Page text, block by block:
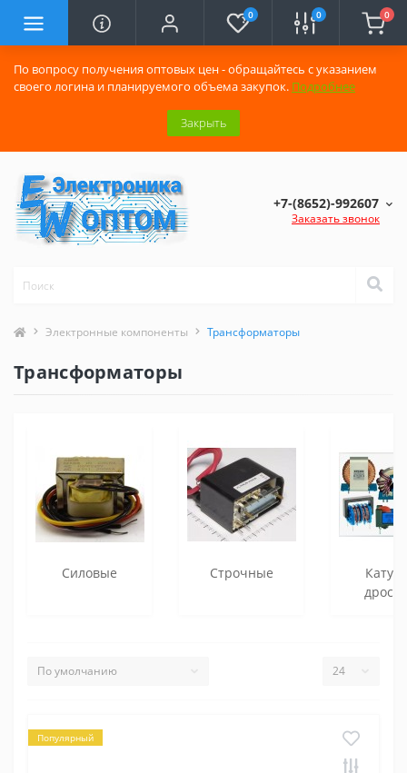
По вопросу получения оптовых цен - обращайтесь с указанием
своего логина и планируемого объема закупок. Подробнее
Закрыть
0 0 0
+7-(8652)-992607
Заказать звонок
Электронные компоненты Трансформаторы
Трансформаторы
Силовые Строчные
Популярный